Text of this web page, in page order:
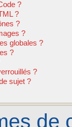
?
?
?
?
globales ?
?
?
sujet ?
de